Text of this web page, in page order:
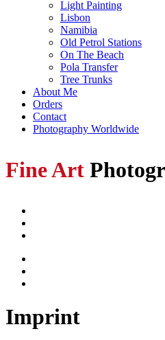
Light Painting
Lisbon
Namibia
Old Petrol Stations
On The Beach
Pola Transfer
Tree Trunks
About Me
Orders
Contact
Photography Worldwide
Fine Art
Imprint